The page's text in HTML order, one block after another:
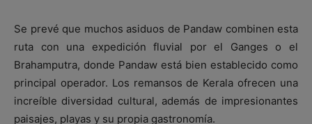
Se prevé que muchos asiduos de Pandaw combinen esta
ruta con una expedición fluvial por el Ganges o el
Brahamputra, donde Pandaw está bien establecido como
principal operador. Los remansos de Kerala ofrecen una
increíble diversidad cultural, además de impresionantes
paisajes, playas y su propia gastronomía.